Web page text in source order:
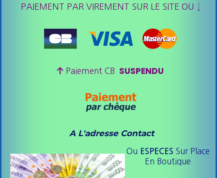
PAIEMENT PAR VIREMENT SUR LE SITE OU ↓
 Paiement CB SUSPENDU
A L'adresse Contact
Ou ESPECES Sur Place
En Boutique